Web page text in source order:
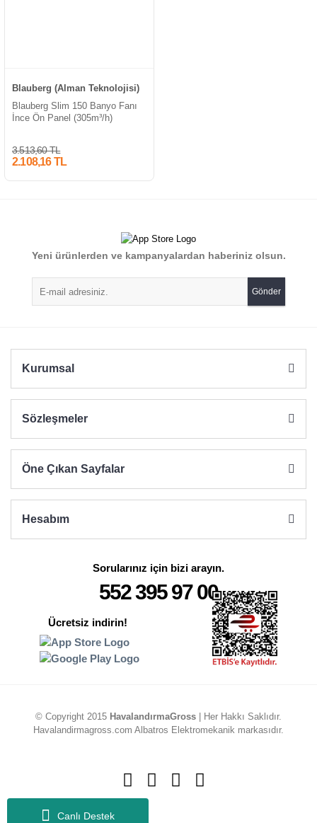
Canlı Destek
Blauberg (Alman Teknolojisi)
Blauberg Slim 150 Banyo Fanı
İnce Ön Panel (305m³/h)
3.513,60 TL
2.108,16 TL
Yeni ürünlerden ve kampanyalardan haberiniz olsun.
Gönder
Kurumsal
Sözleşmeler
Öne Çıkan Sayfalar
Hesabım
Sorularınız için bizi arayın.
552 395 97 00
Ücretsiz indirin!
© Copyright 2015 HavalandırmaGross | Her Hakkı Saklıdır.
Havalandirmagross.com Albatros Elektromekanik markasıdır.